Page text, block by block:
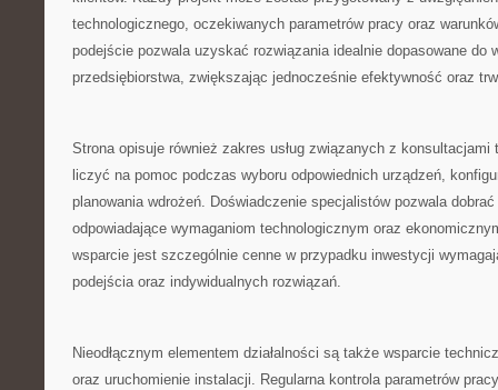
technologicznego, oczekiwanych parametrów pracy oraz
podejście pozwala uzyskać rozwiązania idealnie dopasowane do
przedsiębiorstwa, zwiększając jednocześnie efektywność oraz
Strona opisuje również zakres usług związanych z
liczyć na pomoc podczas wyboru odpowiednich urządzeń,
planowania wdrożeń. Doświadczenie specjalistów pozwala
odpowiadające wymaganiom technologicznym oraz
wsparcie jest szczególnie cenne w przypadku inwestycji
podejścia oraz indywidualnych rozwiązań.
Nieodłącznym elementem działalności są także wsparcie
oraz uruchomienie instalacji. Regularna kontrola parametrów